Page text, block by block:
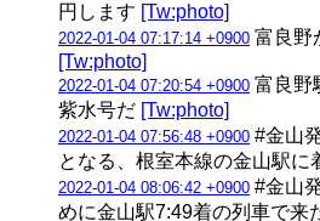
円します [Tw:photo]
2022-01-04 07:17:14 +0900 富良野
[Tw:photo]
2022-01-04 07:20:54 +0900 富良野
紫水号だ [Tw:photo]
2022-01-04 07:56:48 +0900 #金山
となる、根室本線の金山駅に
2022-01-04 08:06:42 +0900 #金山
めに金山駅7:49着の列車で来